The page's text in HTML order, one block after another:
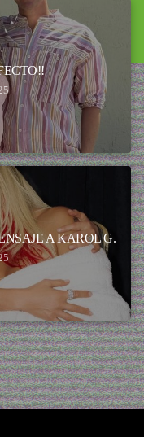
A KAROL G.